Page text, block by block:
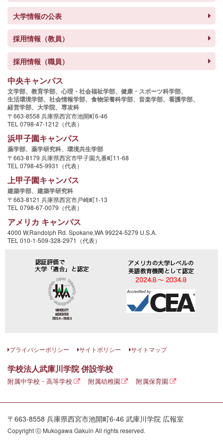
大学情報の公表
採用情報（教員）
採用情報（職員）
中央キャンパス
文学部、 教育学部、 心理・社会福祉学部、 健康・スポーツ科学部、
生活環境学部、 社会情報学部、 食物栄養科学部、 音楽学部、 看護学部、
経営学部、 大学院、 専攻科
〒663-8558 兵庫県西宮市池開町6-46
TEL 0798-47-1212（代表）
浜甲子園キャンパス
薬学部、 薬学研究科、 環境共生学部
〒663-8179 兵庫県西宮市甲子園九番町11-68
TEL 0798-45-9931（代表）
上甲子園キャンパス
建築学部、 建築学研究科
〒663-8121 兵庫県西宮市戸崎町1-13
TEL 0798-67-0079（代表）
アメリカ キャンパス
4000 W.Randolph Rd. Spokane,WA 99224-5279 U.S.A.
TEL 010-1-509-328-2971（代表）
プライバシーポリシー サイトポリシー サイトマップ
学校法人武庫川学院 併設学校
附属中学校・高等学校 附属幼稚園 附属保育園
〒663-8558 兵庫県西宮市池開町6-46 武庫川学院 広報室
Copyright ⓒ Mukogawa Gakuin All rights reserved.